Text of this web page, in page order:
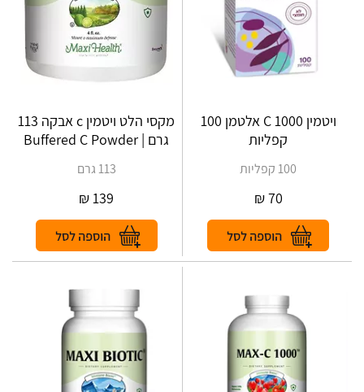
ויטמין C 1000 אלטמן 100
קפליות
100 קפליות
70
₪
מקסי הלט ויטמין c אבקה 113
גרם | Buffered C Powder
113 גרם
139
₪